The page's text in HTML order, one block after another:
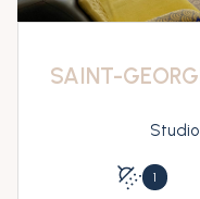
SAINT-
1